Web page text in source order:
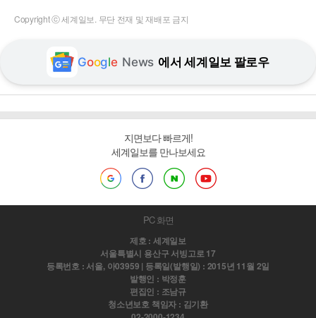
Copyright ⓒ 세계일보. 무단 전재 및 재배포 금지
Google News 에서 세계일보 팔로우
지면보다 빠르게!
세계일보를 만나보세요
PC 화면
제호 : 세계일보
서울특별시 용산구 서빙고로 17
등록번호 : 서울, 아03959 | 등록일(발행일) : 2015년 11월 2일
발행인 : 박정훈
편집인 : 조남규
청소년보호 책임자 : 김기환